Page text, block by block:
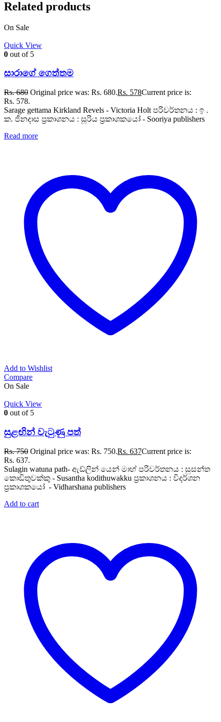
Related products
On Sale
Quick View
0 out of 5
සාරාගේ ගෙත්තම
Rs.680 Original price was: Rs. 680.Rs. 578Current price is:
Rs. 578.
Sarage gettama Kirkland Revels - Victoria Holt පරිවර්තනය : ඉ .
ක. ජිනදාස ප්‍රකාශනය : සූරිය ප්‍රකාශකයෝ - Sooriya publishers
Read more
Add to Wishlist
Compare
On Sale
Quick View
0 out of 5
සුළඟින් වැටුණු පත්
Rs.750 Original price was: Rs. 750.Rs. 637Current price is:
Rs. 637.
Sulagin watuna path- ඇඩ්ලින් යෙන් මාහ් පරිවර්තනය : සුසන්ත
කොඩිතුවක්කු - Susantha kodithuwakku ප්‍රකාශනය : විදර්ශන
ප්‍රකාශකයෝ - Vidharshana publishers
Add to cart